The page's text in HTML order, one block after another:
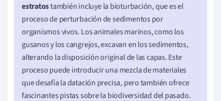
estratostambién incluye la bioturbación, que es el
proceso de perturbación de sedimentos por
organismos vivos. Los animales marinos, como los
gusanos y los cangrejos, excavan en los sedimentos,
alterando la disposición original de las capas. Este
proceso puede introducir una mezcla de materiales
que desafía la datación precisa, pero también ofrece
fascinantes pistas sobre la biodiversidad del pasado.